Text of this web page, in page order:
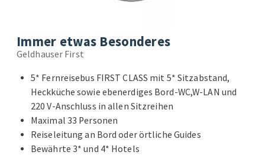
Immer etwas Besonderes
Geldhauser First
5* Fernreisebus FIRST CLASS mit 5* Sitzabstand,
Heckküche sowie ebenerdiges Bord-WC,W-LAN und
220 V-Anschluss in allen Sitzreihen
Maximal 33 Personen
Reiseleitung an Bord oder örtliche Guides
Bewährte 3* und 4* Hotels